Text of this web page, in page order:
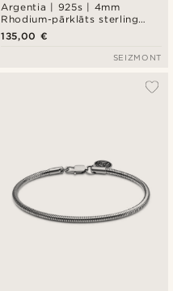
Argentia | 925s | 4mm
Rhodium-pārklāts sterling
sudraba ķēdes aproce
135,00 €
SEIZMONT